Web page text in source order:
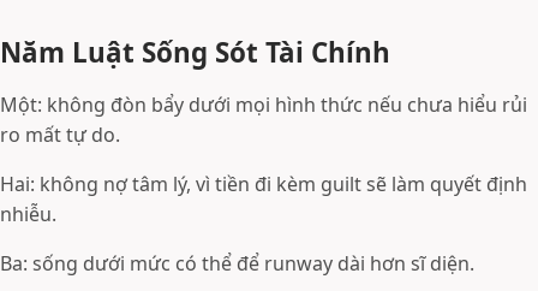
Năm Luật Sống Sót Tài Chính
Một: không đòn bẩy dưới mọi hình thức nếu chưa hiểu rủi
ro mất tự do.
Hai: không nợ tâm lý, vì tiền đi kèm guilt sẽ làm quyết định
nhiễu.
Ba: sống dưới mức có thể để runway dài hơn sĩ diện.